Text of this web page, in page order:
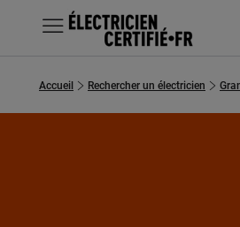
MENU
Chercher un électricien
Accueil Rechercher un électricien